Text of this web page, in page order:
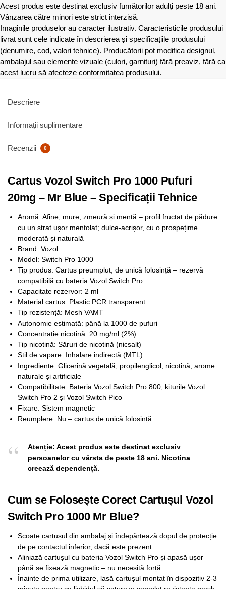
Acest produs este destinat exclusiv fumătorilor adulți peste 18 ani.
Vânzarea către minori este strict interzisă.
Imaginile produselor au caracter ilustrativ. Caracteristicile produsului
livrat sunt cele indicate în descrierea și specificațiile produsului
(denumire, cod, valori tehnice). Producătorii pot modifica designul,
ambalajul sau elemente vizuale (culori, garnituri) fără preaviz, fără ca
acest lucru să afecteze conformitatea produsului.
Descriere
Informații suplimentare
Recenzii 0
Cartus Vozol Switch Pro 1000 Pufuri
20mg – Mr Blue – Specificații Tehnice
Aromă: Afine, mure, zmeură și mentă – profil fructat de pădure
cu un strat ușor mentolat; dulce-acrișor, cu o prospețime
moderată și naturală
Brand: Vozol
Model: Switch Pro 1000
Tip produs: Cartus preumplut, de unică folosință – rezervă
compatibilă cu bateria Vozol Switch Pro
Capacitate rezervor: 2 ml
Material cartus: Plastic PCR transparent
Tip rezistență: Mesh VAMT
Autonomie estimată: până la 1000 de pufuri
Concentrație nicotină: 20 mg/ml (2%)
Tip nicotină: Săruri de nicotină (nicsalt)
Stil de vapare: Inhalare indirectă (MTL)
Ingrediente: Glicerină vegetală, propilenglicol, nicotină, arome
naturale și artificiale
Compatibilitate: Bateria Vozol Switch Pro 800, kiturile Vozol
Switch Pro 2 și Vozol Switch Pico
Fixare: Sistem magnetic
Reumplere: Nu – cartus de unică folosință
Atenție: Acest produs este destinat exclusiv
persoanelor cu vârsta de peste 18 ani. Nicotina
creează dependență.
Cum se Folosește Corect Cartușul Vozol
Switch Pro 1000 Mr Blue?
Scoate cartușul din ambalaj și îndepărtează dopul de protecție
de pe contactul inferior, dacă este prezent.
Aliniază cartușul cu bateria Vozol Switch Pro și apasă ușor
până se fixează magnetic – nu necesită forță.
Înainte de prima utilizare, lasă cartușul montat în dispozitiv 2-3